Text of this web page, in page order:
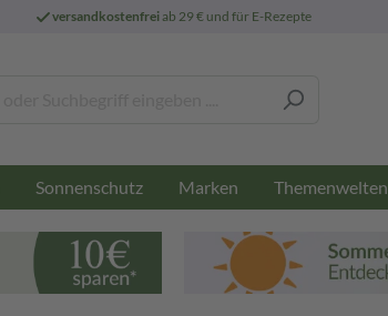
versandkostenfreiab 29 € und für E-Rezepte
Sonnenschutz Marken Themenwelten